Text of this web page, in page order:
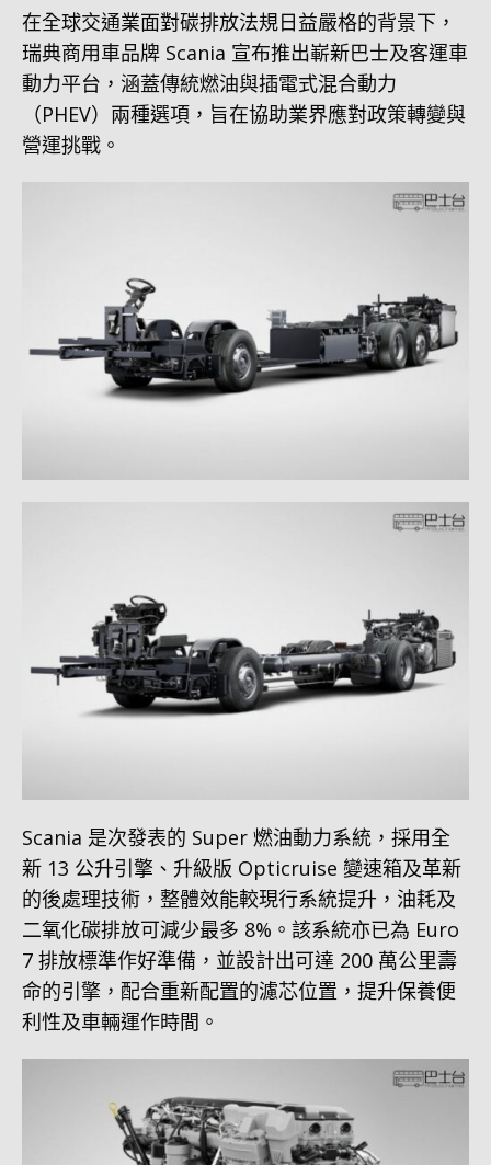
在全球交通業面對碳排放法規日益嚴格的背景下，
瑞典商用車品牌 Scania 宣布推出嶄新巴士及客運車
動力平台，涵蓋傳統燃油與插電式混合動力
（PHEV）兩種選項，旨在協助業界應對政策轉變與
營運挑戰。
Scania 是次發表的 Super 燃油動力系統，採用全
新 13 公升引擎、升級版 Opticruise 變速箱及革新
的後處理技術，整體效能較現行系統提升，油耗及
二氧化碳排放可減少最多 8%。該系統亦已為 Euro
7 排放標準作好準備，並設計出可達 200 萬公里壽
命的引擎，配合重新配置的濾芯位置，提升保養便
利性及車輛運作時間。